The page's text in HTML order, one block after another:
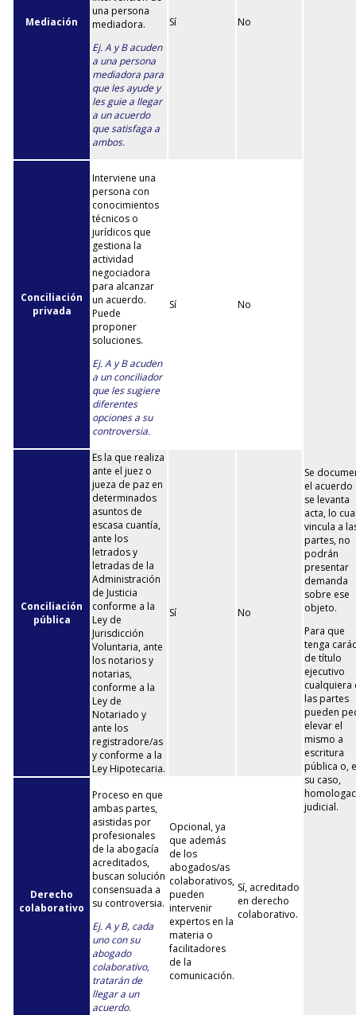
Se
el acuerdo
se levanta
acta, lo
vincula a
partes, no
podrán
presentar
demanda
sobre ese
objeto.
Para que
tenga
de título
ejecutivo
cualquiera
las partes
pueden
elevar el
mismo a
escritura
pública o,
su caso,
judicial.
Mediación
una persona
mediadora.
Ej. A y B acuden
a una persona
mediadora para
que les ayude y
les guie a llegar
a un acuerdo
que satisfaga a
ambos.
Sí No
Conciliación
privada
Interviene una
persona con
conocimientos
técnicos o
jurídicos que
gestiona la
actividad
negociadora
para alcanzar
un acuerdo.
Puede
proponer
soluciones.
Ej. A y B acuden
a un conciliador
que les sugiere
diferentes
opciones a su
controversia.
Sí No
Conciliación
pública
Es la que realiza
ante el juez o
jueza de paz en
determinados
asuntos de
escasa cuantía,
ante los
letrados y
letradas de la
Administración
de Justicia
conforme a la
Ley de
Jurisdicción
Voluntaria, ante
los notarios y
notarias,
conforme a la
Ley de
Notariado y
ante los
registradore/as
y conforme a la
Ley Hipotecaria.
Sí No
Derecho
colaborativo
Proceso en que
ambas partes,
asistidas por
profesionales
de la abogacía
acreditados,
buscan solución
consensuada a
su controversia.
Ej. A y B, cada
uno con su
abogado
colaborativo,
tratarán de
llegar a un
acuerdo.
Opcional, ya
que además
de los
abogados/as
colaborativos,
pueden
intervenir
expertos en la
materia o
facilitadores
de la
comunicación.
Sí, acreditado
en derecho
colaborativo.